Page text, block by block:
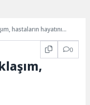
hastaların hayatını
0